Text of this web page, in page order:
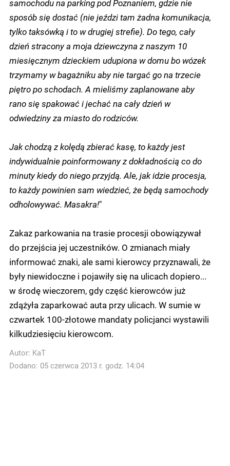
samochodu na parking pod Poznaniem, gdzie nie
sposób się dostać (nie jeździ tam żadna komunikacja,
tylko taksówką i to w drugiej strefie). Do tego, cały
dzień stracony a moja dziewczyna z naszym 10
miesięcznym dzieckiem udupiona w domu bo wózek
trzymamy w bagażniku aby nie targać go na trzecie
piętro po schodach. A mieliśmy zaplanowane aby
rano się spakować i jechać na cały dzień w
odwiedziny za miasto do rodziców.
Jak chodzą z kolędą zbierać kasę, to każdy jest
indywidualnie poinformowany z dokładnością co do
minuty kiedy do niego przyjdą. Ale, jak idzie procesja,
to każdy powinien sam wiedzieć, że będą samochody
odholowywać. Masakra!"
Zakaz parkowania na trasie procesji obowiązywał
do przejścia jej uczestników. O zmianach miały
informować znaki, ale sami kierowcy przyznawali, że
były niewidoczne i pojawiły się na ulicach dopiero...
w środę wieczorem, gdy część kierowców już
zdążyła zaparkować auta przy ulicach. W sumie w
czwartek 100-złotowe mandaty policjanci wystawili
kilkudziesięciu kierowcom.
Autor: KaT
Dodano: 05 czerwca 2013 r. godz. 14:04